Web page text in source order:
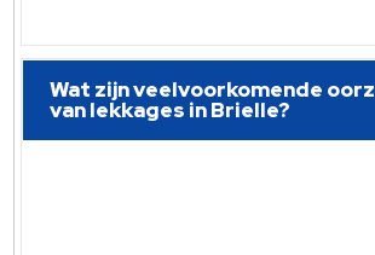
Wat zijn veelvoorkomende
van lekkages in Brielle?